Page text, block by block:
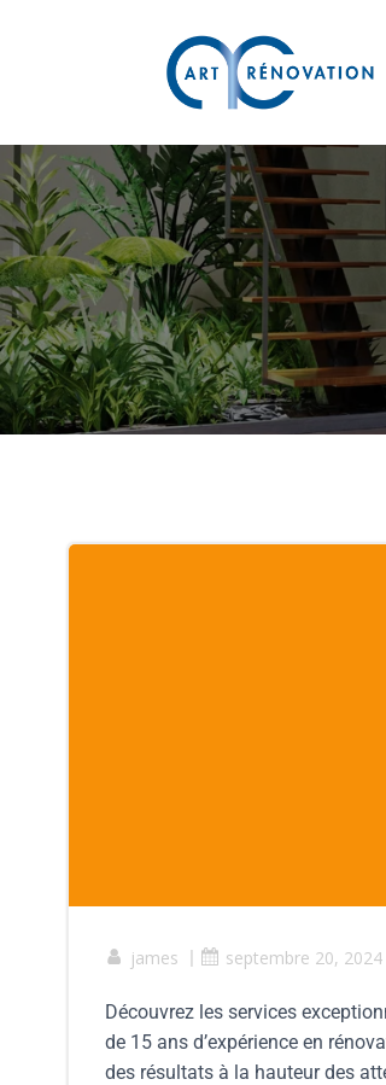
james | septembre 20, 2024
Découvrez les services
de 15 ans d’expérience en
des résultats à la hauteur des